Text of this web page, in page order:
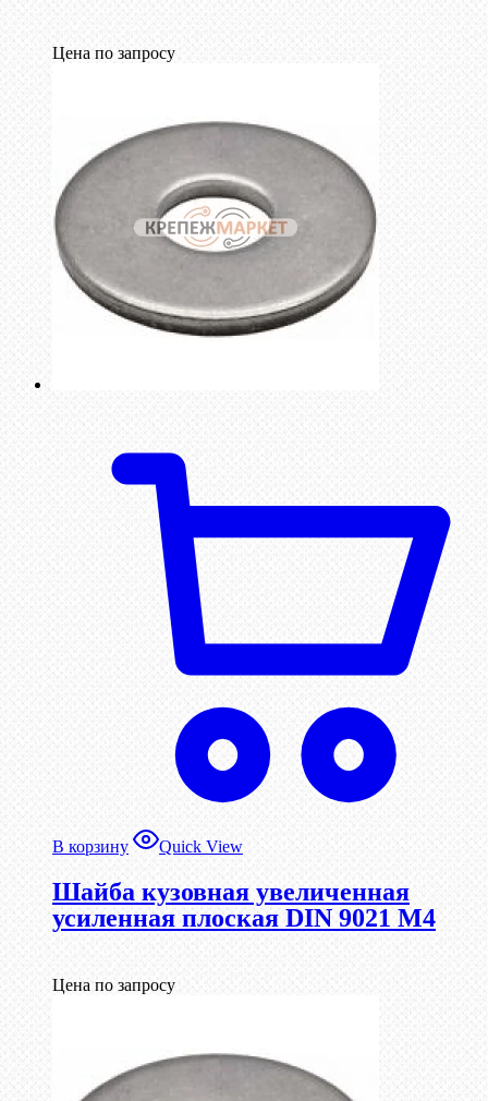
Цена по запросу
В корзину Quick View
Шайба кузовная увеличенная
усиленная плоская DIN 9021 М4
Цена по запросу